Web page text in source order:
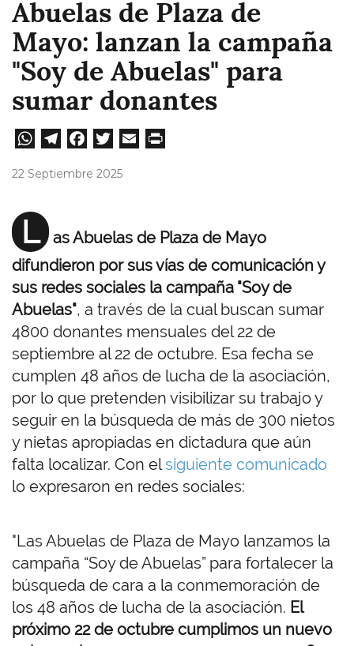
Abuelas de Plaza de
Mayo: lanzan la campaña
"Soy de Abuelas" para
sumar donantes
W
A
pp
Te
m
Fa
22 Septiembre 2025
L
as Abuelas de Plaza de Mayo
difundieron por sus vías de comunicación y
sus redes sociales la campaña "Soy de
Abuelas", a través de la cual buscan sumar
4800 donantes mensuales del 22 de
septiembre al 22 de octubre. Esa fecha se
cumplen 48 años de lucha de la asociación,
por lo que pretenden visibilizar su trabajo y
seguir en la búsqueda de más de 300 nietos
y nietas apropiadas en dictadura que aún
falta localizar. Con elsiguiente comunicado
lo expresaron en redes sociales:
"Las Abuelas de Plaza de Mayo lanzamos la
campaña “Soy de Abuelas” para fortalecer la
búsqueda de cara a la conmemoración de
los 48 años de lucha de la asociación. El
próximo 22 de octubre cumplimos un nuevo